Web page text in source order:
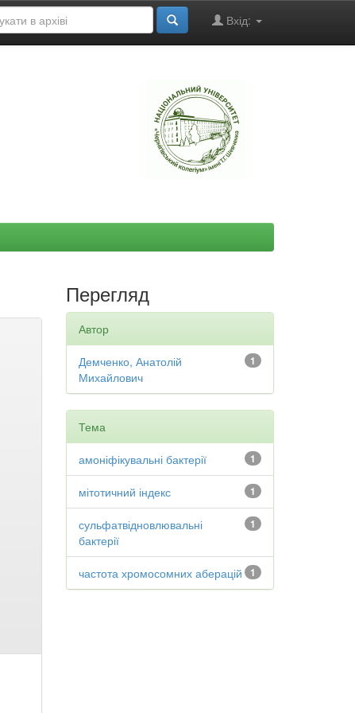
Вхід:
Перегляд
Автор
1
Демченко, Анатолій
Михайлович
Тема
1
амоніфікувальні бактерії
1
мітотичний індекс
1
сульфатвідновлювальні
бактерії
1
частота хромосомних аберацій